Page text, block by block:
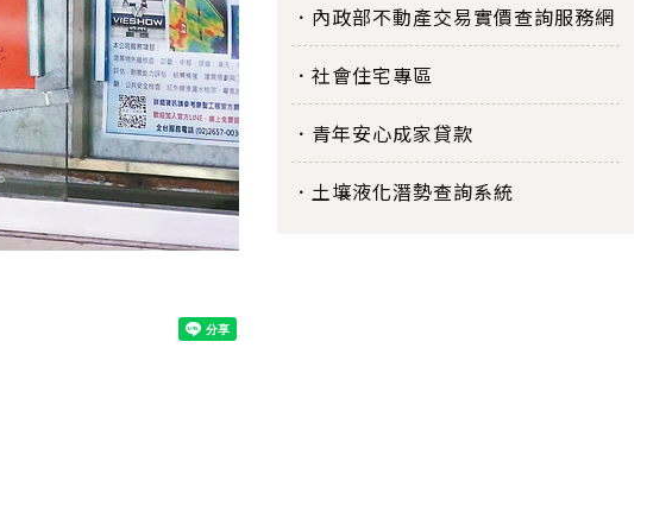
內政部不動產交易實價查詢服務網
社會住宅專區
青年安心成家貸款
土壤液化潛勢查詢系統